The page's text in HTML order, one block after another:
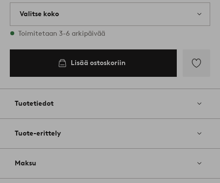
Valitse koko
Varastossa on kaikkia kokoja
Toimitetaan 3-6 arkipäivää
Lisää ostoskoriin
Tuotetiedot
Tuote-erittely
Maksu